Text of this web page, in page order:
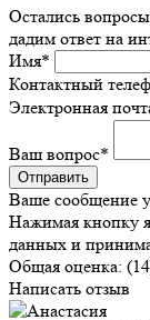
Остались
дадим ответ на
Имя*
Контактный
Электронная
Ваш вопрос*
Ваше сообщение
Нажимая кнопку
данных и
Общая оценка:
Написать отзыв